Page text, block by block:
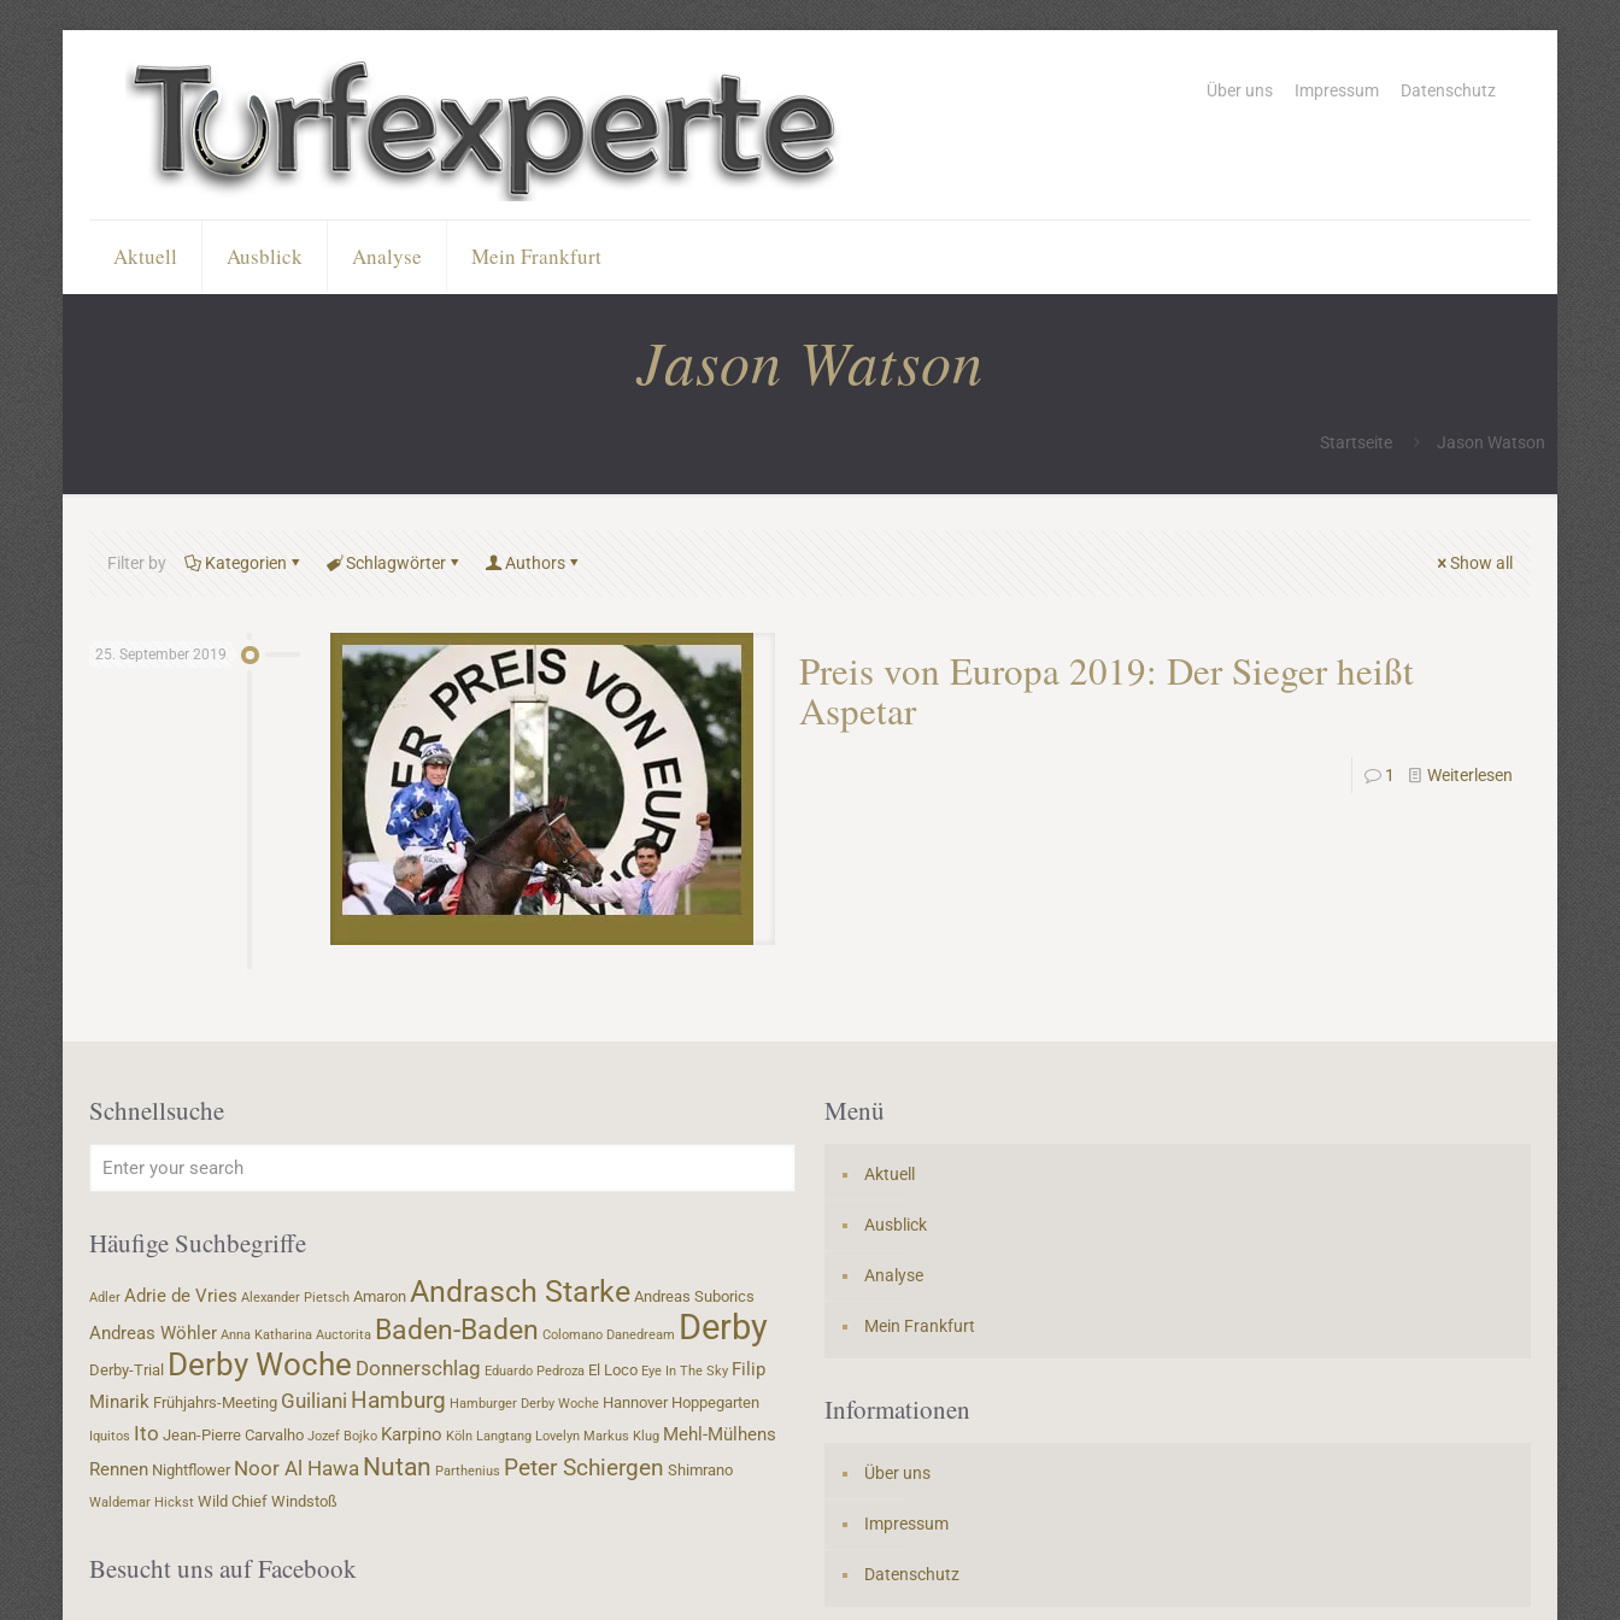
Aktuell Ausblick Analyse Mein Frankfurt
Über uns Impressum Datenschutz
Jason Watson
Startseite Jason Watson
Filter by Kategorien Schlagwörter Authors Show all
25. September 2019 Preis von Europa 2019: Der Sieger heißt
Aspetar
1 Weiterlesen
Schnellsuche
Häufige Suchbegriffe
Adler Adrie de Vries Alexander Pietsch Amaron Andrasch Starke Andreas Suborics
Andreas Wöhler Anna Katharina Auctorita Baden-Baden Colomano Danedream Derby
Derby-Trial Derby Woche Donnerschlag Eduardo Pedroza El Loco Eye In The Sky Filip
Minarik Frühjahrs-Meeting Guiliani Hamburg Hamburger Derby Woche Hannover Hoppegarten
Iquitos Ito Jean-Pierre Carvalho Jozef Bojko Karpino Köln Langtang Lovelyn Markus Klug Mehl-Mülhens
Rennen Nightflower Noor Al Hawa Nutan Parthenius Peter Schiergen Shimrano
Waldemar Hickst Wild Chief Windstoß
Besucht uns auf Facebook
Menü
Aktuell
Ausblick
Analyse
Mein Frankfurt
Informationen
Über uns
Impressum
Datenschutz